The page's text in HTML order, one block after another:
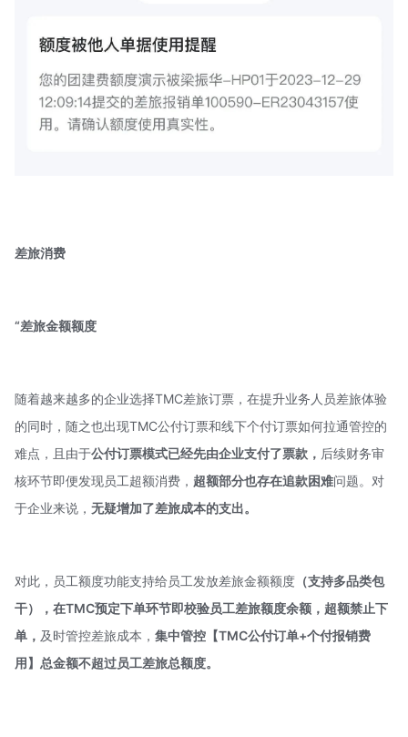
差旅消费
“差旅金额额度
随着越来越多的企业选择TMC差旅订票，在提升业务人员差旅体验
的同时，随之也出现TMC公付订票和线下个付订票如何拉通管控的
难点，且由于公付订票模式已经先由企业支付了票款， 后续财务审
核环节即便发现员工超额消费， 超额部分也存在追款困难问题。对
于企业来说， 无疑增加了差旅成本的支出。
对此，员工额度功能支持给员工发放差旅金额额度 （支持多品类包
干）
， 在TMC预定下单环节即校验员工差旅额度余额，超额禁止下
单， 及时管控差旅成本， 集中管控【TMC公付订单+个付报销费
用】总金额不超过员工差旅总额度。